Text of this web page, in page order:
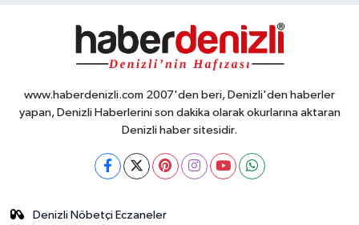
www.haberdenizli.com 2007'den beri, Denizli'den haberler
yapan, Denizli Haberlerini son dakika olarak okurlarına aktaran
Denizli haber sitesidir.
Denizli Nöbetçi Eczaneler